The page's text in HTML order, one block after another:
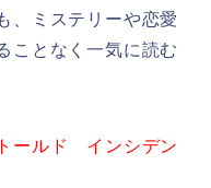
、ミステリーや恋愛
ことなく一気に読む
ールド インシデン